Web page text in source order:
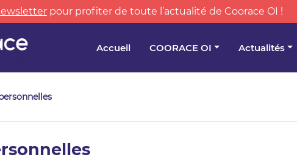
pour profiter de toute l’actualité de Coorace OI !
Accueil COORACE OI Actualités